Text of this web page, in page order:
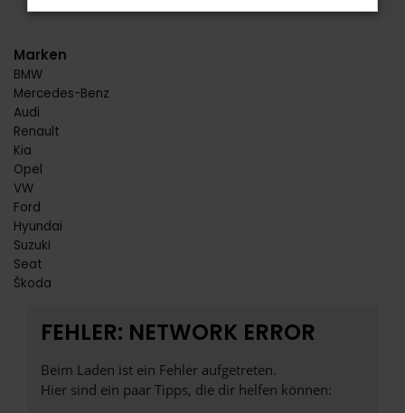
Marken
BMW
Mercedes-Benz
Audi
Renault
Kia
Opel
VW
Ford
Hyundai
Suzuki
Seat
Škoda
FEHLER: NETWORK ERROR
Beim Laden ist ein Fehler aufgetreten.
Hier sind ein paar Tipps, die dir helfen können: